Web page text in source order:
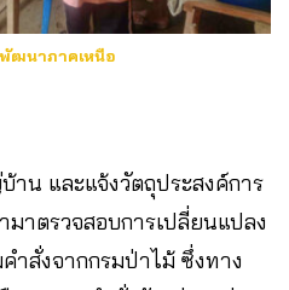
ฒนาภาคเหนือ
าน และแจ้งวัตถุประสงค์การ
มาตรวจสอบการเปลี่ยนแปลง
สั่งจากกรมป่าไม้ ซึ่งทาง